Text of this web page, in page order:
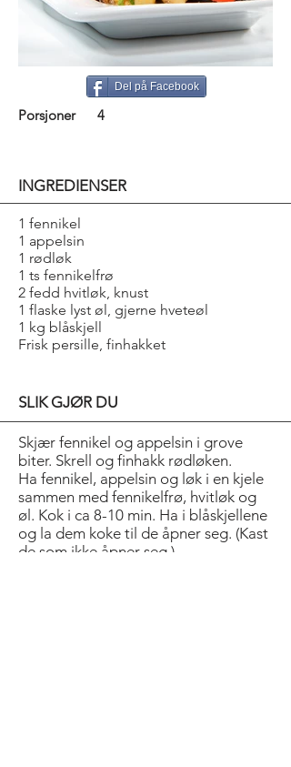
Del på Facebook
Porsjoner 4
INGREDIENSER
1 fennikel
1 appelsin
1 rødløk
1 ts fennikelfrø
2 fedd hvitløk, knust
1 flaske lyst øl, gjerne hveteøl
1 kg blåskjell
Frisk persille, finhakket
SLIK GJØR DU
Skjær fennikel og appelsin i grove
biter. Skrell og finhakk rødløken.
Ha fennikel, appelsin og løk i en kjele
sammen med fennikelfrø, hvitløk og
øl. Kok i ca 8-10 min. Ha i blåskjellene
og la dem koke til de åpner seg. (Kast
de som ikke åpner seg.)